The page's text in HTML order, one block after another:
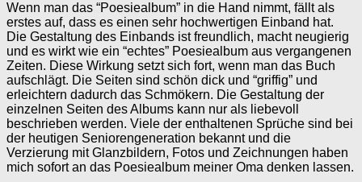
Wenn man das “Poesiealbum” in die Hand nimmt, fällt als
erstes auf, dass es einen sehr hochwertigen Einband hat.
Die Gestaltung des Einbands ist freundlich, macht neugierig
und es wirkt wie ein “echtes” Poesiealbum aus vergangenen
Zeiten. Diese Wirkung setzt sich fort, wenn man das Buch
aufschlägt. Die Seiten sind schön dick und “griffig” und
erleichtern dadurch das Schmökern. Die Gestaltung der
einzelnen Seiten des Albums kann nur als liebevoll
beschrieben werden. Viele der enthaltenen Sprüche sind bei
der heutigen Seniorengeneration bekannt und die
Verzierung mit Glanzbildern, Fotos und Zeichnungen haben
mich sofort an das Poesiealbum meiner Oma denken lassen.